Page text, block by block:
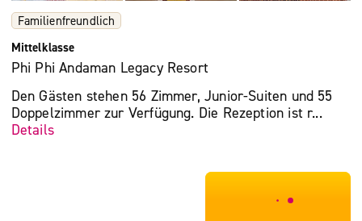
Familienfreundlich
Mittelklasse
Phi Phi Andaman Legacy Resort
Den Gästen stehen 56 Zimmer, Junior-Suiten und 55
Doppelzimmer zur Verfügung. Die Rezeption ist r...
Details
***************